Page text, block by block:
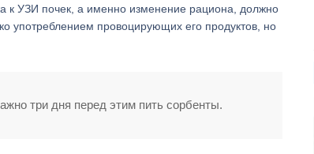
к УЗИ почек, а именно изменение рациона, должно
употреблением провоцирующих его продуктов, но
три дня перед этим пить сорбенты.